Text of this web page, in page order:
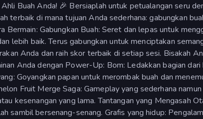
Buah Anda! 🎉 Bersiaplah untuk petualangan seru
terbaik di mana tujuan Anda sederhana: gabungkan
Bermain: Gabungkan Buah: Seret dan lepas untuk
lebih baik. Terus gabungkan untuk menciptakan
Anda dan raih skor terbaik di setiap sesi. Bisakah
Anda dengan Power-Up: Bom: Ledakkan bagian
Goyangkan papan untuk merombak buah dan
Fruit Merge Saga: Gameplay yang sederhana
kesenangan yang lama. Tantangan yang Mengasah
sambil bersenang-senang. Grafis yang hidup: